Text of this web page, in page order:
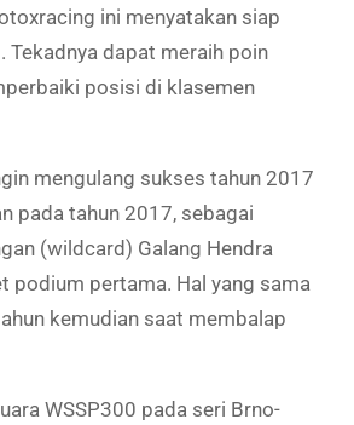
ini menyatakan siap
Tekadnya dapat meraih poin
posisi di klasemen
mengulang sukses tahun 2017
pada tahun 2017, sebagai
(wildcard) Galang Hendra
podium pertama. Hal yang sama
kemudian saat membalap
WSSP300 pada seri Brno-